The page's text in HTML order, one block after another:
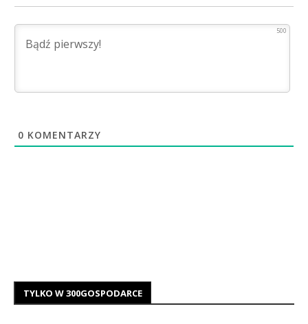
500
0 KOMENTARZY
TYLKO W 300GOSPODARCE